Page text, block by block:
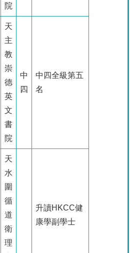
院
天
主
教
崇
德
英
文
書
院
中
四
中四全級第五
名
天
水
圍
循
道
衛
理
升讀HKCC健
康學副學士